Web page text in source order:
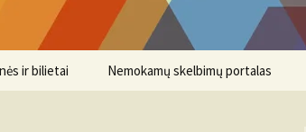
ir bilietai Nemokamų skelbimų portalas